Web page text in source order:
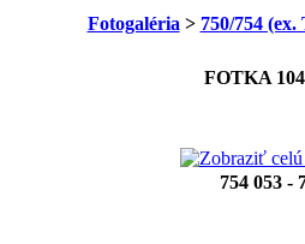
Fotogaléria > 750/754 (ex.
FOTKA
754 053 -